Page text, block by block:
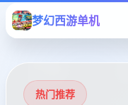
梦幻西游单机
热门推荐